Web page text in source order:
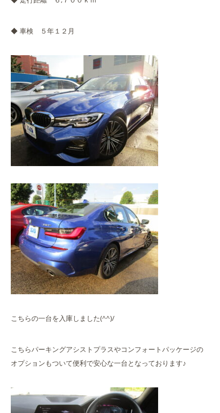
◆ 車検 ５年１２月
こちらの一台を入庫しました(^^)/
こちらパーキングアシストプラスやコンフォートパッケージの
オプションもついて便利で安心な一台となっております♪